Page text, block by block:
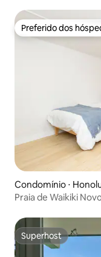
Preferido dos
Preferido dos
Condomínio ⋅
Praia de Waikiki
Superhost
Superhost